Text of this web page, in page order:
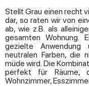
Stellt Grau einen recht
dar, so raten wir von
ab, wie z.B. als
gesamten Wohnung.
gezielte Anwendung
neutralen Farben, die
müde wird. Die
perfekt für Räume,
Wohnzimmer,